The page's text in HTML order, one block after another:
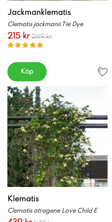
Jackmanklematis
Clematis jackmanii Tie Dye
215 kr 269 kr
Köp
Klematis
Clematis atragene Love Child E